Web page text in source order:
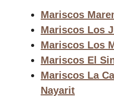
Mariscos
Mariscos Los
Mariscos Los
Mariscos El
Mariscos La
Nayarit